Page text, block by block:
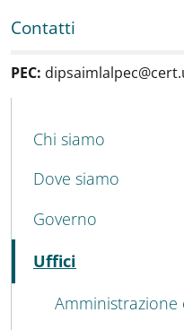
Contatti
PEC:
MAIN NAVIGATION
Chi siamo
Dove siamo
Governo
Uffici
Attivo
Amministrazione